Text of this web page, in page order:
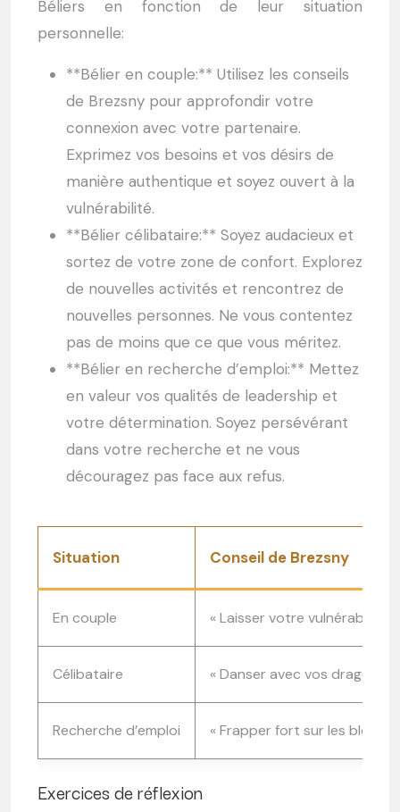
Béliers en fonction de leur situation
personnelle:
**Bélier en couple:** Utilisez les conseils
de Brezsny pour approfondir votre
connexion avec votre partenaire.
Exprimez vos besoins et vos désirs de
manière authentique et soyez ouvert à la
vulnérabilité.
**Bélier célibataire:** Soyez audacieux et
sortez de votre zone de confort. Explorez
de nouvelles activités et rencontrez de
nouvelles personnes. Ne vous contentez
pas de moins que ce que vous méritez.
**Bélier en recherche d’emploi:** Mettez
en valeur vos qualités de leadership et
votre détermination. Soyez persévérant
dans votre recherche et ne vous
découragez pas face aux refus.
Situation Conseil de Brezsny
En couple « Laisser votre vulnérabilité
Célibataire « Danser avec vos dragons
Recherche d’emploi « Frapper fort sur les
Exercices de réflexion